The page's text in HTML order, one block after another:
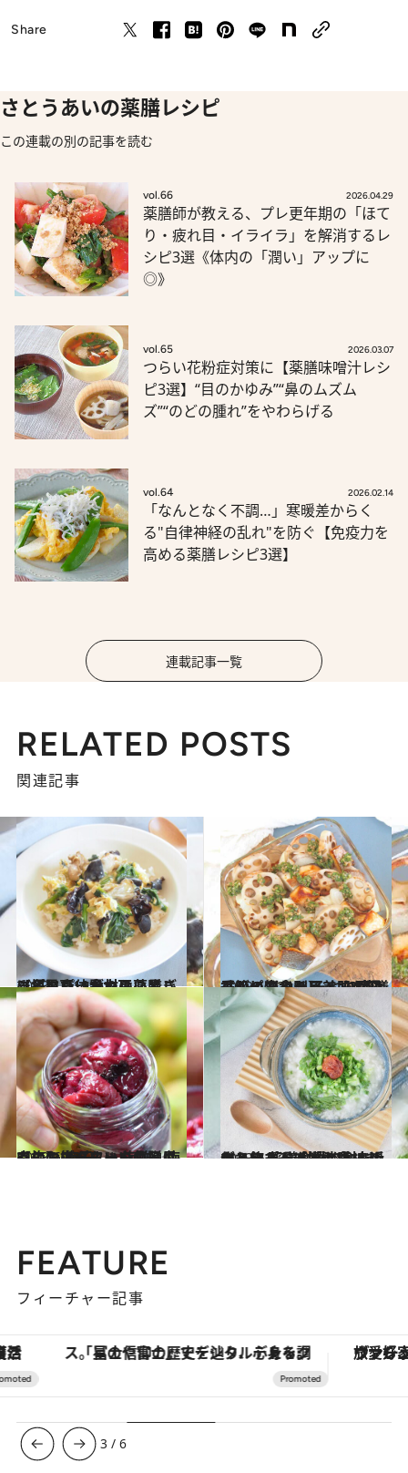
Share
さとうあいの薬膳レシピ
この連載の別の記事を読む
vol.66 2026.04.29
薬膳師が教える、プレ更年期の「ほて
り・疲れ目・イライラ」を解消するレ
シピ3選《体内の「潤い」アップに
◎》
vol.65 2026.03.07
つらい花粉症対策に【薬膳味噌汁レシ
ピ3選】“目のかゆみ”“鼻のムズム
ズ”“のどの腫れ”をやわらげる
vol.64 2026.02.14
「なんとなく不調…」寒暖差からく
る"自律神経の乱れ"を防ぐ【免疫力を
高める薬膳レシピ3選】
連載記事一覧
RELATED POSTS
関連記事
2023.12.19
【冬にぴったりの薬膳レシピ】身体がつらいときに摂りたい食材は？黒ごま、黒豆、黒木耳…
グルメ 2023.11.29
季節の変わり目、肌の調子がイマイチ そんな時は【肌の悩み別】3つの薬膳レシピで食べる美肌ケア
グルメ
2023.6.28
【梅おばあちゃんの贈りもの】 梅干し、梅酢、梅肉エキス…… いいこと尽くしの梅パワーを毎日に
ライフスタイル 2023.6.17
キーワードは「お腹リセット」 薬膳食材で食べ過ぎ＆飲み過ぎ解消！ 身近なスーパーで揃う食材で作れます
グルメ
FEATURE
フィーチャー記事
「星のや富士」でデジタルデトックス。冨士信仰の歴史を辿り、心身を調える。 ヴァシュロン・コンスタンタ
3 /6